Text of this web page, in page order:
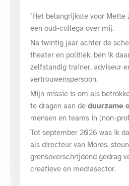
‘Het belangrijkste voor Mette
een oud-collega over mij.
Na twintig jaar achter de
theater en politiek, ben ik
zelfstandig trainer, adviseur
vertrouwenspersoon.
Mijn missie is om als
te dragen aan de duurzame
mensen en teams in (non-
Tot september 2026 was ik
als directeur van Mores,
grensoverschrijdend gedrag
creatieve en mediasector.